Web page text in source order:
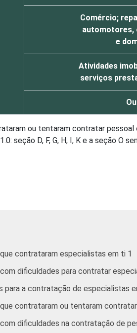
Comércio;
automotores,
e
Atividades
serviços
ou tentaram contratar
seção D, F, G, H, I, K e a seção
contrataram especialistas em ti 1
dificuldades para contratar
para a contratação de especialistas
contrataram ou tentaram
dificuldades na contratação de